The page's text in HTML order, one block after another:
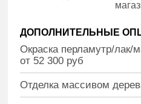
ДОПОЛНИТЕЛЬНЫЕ
Окраска перламутр/лак/
от 52 300 руб
Отделка массивом